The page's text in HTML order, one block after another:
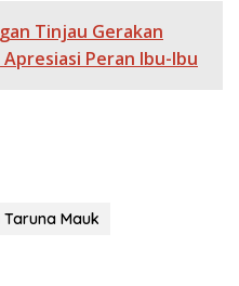
Li
n
g
e
Tinjau Gerakan
Peran Ibu-Ibu
Mauk